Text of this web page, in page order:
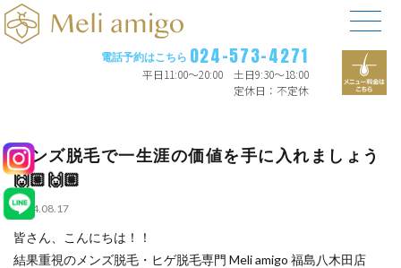
電話予約はこちら 024-573-4271
平日11:00〜20:00 土日9:30〜18:00
定休日：不定休
メンズ脱毛で一生涯の価値を手に入れましょう
🙌🏼🙌🏼
2024.08.17
皆さん、こんにちは！！
結果重視のメンズ脱毛・ヒゲ脱毛専門 Meli amigo 福島八木田店